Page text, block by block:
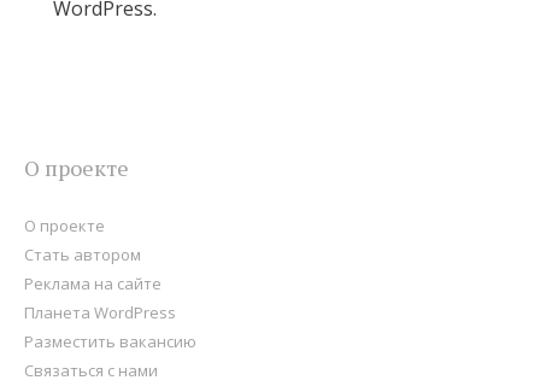
WordPress.
О проекте
О проекте
Стать автором
Реклама на сайте
Планета WordPress
Разместить вакансию
Связаться с нами